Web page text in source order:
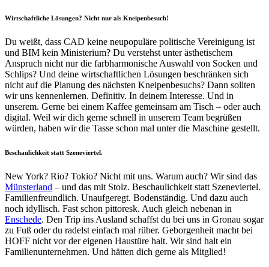
Wirtschaftliche Lösungen? Nicht nur als Kneipenbesuch!
Du weißt, dass CAD keine neupopuläre politische Vereinigung ist
und BIM kein Ministerium? Du verstehst unter ästhetischem
Anspruch nicht nur die farbharmonische Auswahl von Socken und
Schlips? Und deine wirtschaftlichen Lösungen beschränken sich
nicht auf die Planung des nächsten Kneipenbesuchs? Dann sollten
wir uns kennenlernen. Definitiv. In deinem Interesse. Und in
unserem. Gerne bei einem Kaffee gemeinsam am Tisch – oder auch
digital. Weil wir dich gerne schnell in unserem Team begrüßen
würden, haben wir die Tasse schon mal unter die Maschine gestellt.
Beschaulichkeit statt Szeneviertel.
New York? Rio? Tokio? Nicht mit uns. Warum auch? Wir sind das
Münsterland – und das mit Stolz. Beschaulichkeit statt Szeneviertel.
Familienfreundlich. Unaufgeregt. Bodenständig. Und dazu auch
noch idyllisch. Fast schon pittoresk. Auch gleich nebenan in
Enschede. Den Trip ins Ausland schaffst du bei uns in Gronau sogar
zu Fuß oder du radelst einfach mal rüber. Geborgenheit macht bei
HOFF nicht vor der eigenen Haustüre halt. Wir sind halt ein
Familienunternehmen. Und hätten dich gerne als Mitglied!